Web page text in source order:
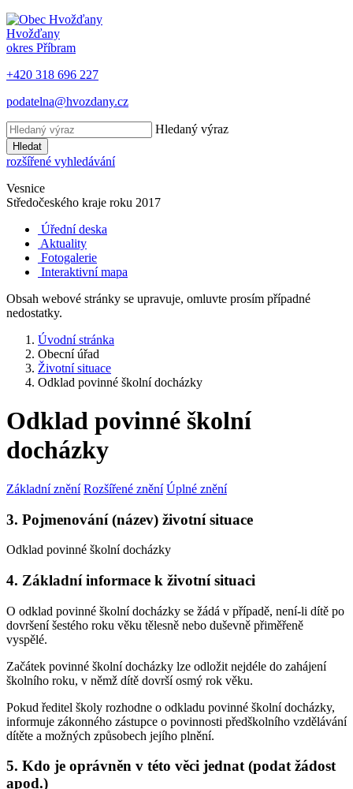
Hvožďany
okres Příbram
+420 318 696 227
podatelna@hvozdany.cz
Hledaný výraz
Hledat
rozšířené vyhledávání
Vesnice
Středočeského kraje roku 2017
Úřední deska
Aktuality
Fotogalerie
Interaktivní mapa
Obsah webové stránky se upravuje, omluvte prosím případné
nedostatky.
Úvodní stránka
Obecní úřad
Životní situace
Odklad povinné školní docházky
Odklad povinné školní
docházky
Základní znění Rozšířené znění Úplné znění
3. Pojmenování (název) životní situace
Odklad povinné školní docházky
4. Základní informace k životní situaci
O odklad povinné školní docházky se žádá v případě, není-li dítě po
dovršení šestého roku věku tělesně nebo duševně přiměřeně
vyspělé.
Začátek povinné školní docházky lze odložit nejdéle do zahájení
školního roku, v němž dítě dovrší osmý rok věku.
Pokud ředitel školy rozhodne o odkladu povinné školní docházky,
informuje zákonného zástupce o povinnosti předškolního vzdělávání
dítěte a možných způsobech jejího plnění.
5. Kdo je oprávněn v této věci jednat (podat žádost
apod.)